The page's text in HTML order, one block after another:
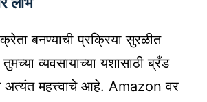
बनण्याची प्रक्रिया सुरळीत
व्यवसायाच्या यशासाठी ब्रँड
महत्त्वाचे आहे. Amazon वर